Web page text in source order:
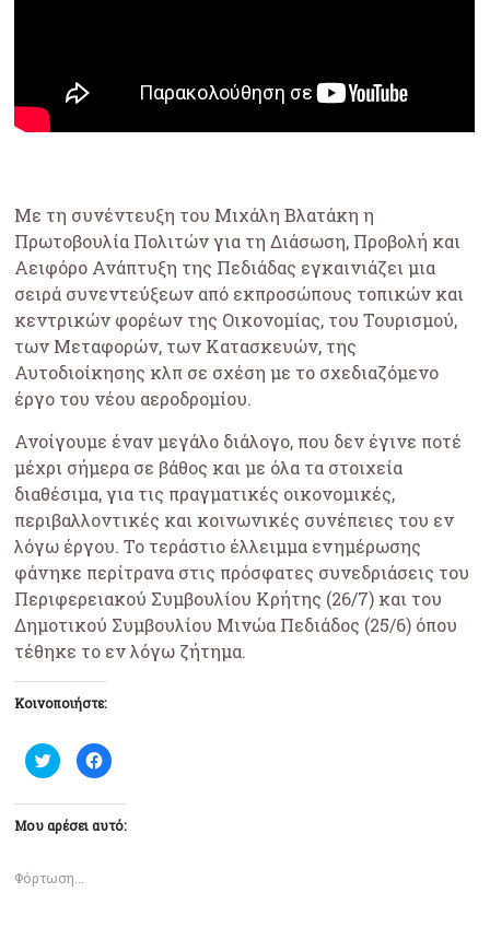
Με τη συνέντευξη του Μιχάλη Βλατάκη η
Πρωτοβουλία Πολιτών για τη Διάσωση, Προβολή και
Αειφόρο Ανάπτυξη της Πεδιάδας εγκαινιάζει μια
σειρά συνεντεύξεων από εκπροσώπους τοπικών και
κεντρικών φορέων της Οικονομίας, του Τουρισμού,
των Μεταφορών, των Κατασκευών, της
Αυτοδιοίκησης κλπ σε σχέση με το σχεδιαζόμενο
έργο του νέου αεροδρομίου.
Ανοίγουμε έναν μεγάλο διάλογο, που δεν έγινε ποτέ
μέχρι σήμερα σε βάθος και με όλα τα στοιχεία
διαθέσιμα, για τις πραγματικές οικονομικές,
περιβαλλοντικές και κοινωνικές συνέπειες του εν
λόγω έργου. Το τεράστιο έλλειμμα ενημέρωσης
φάνηκε περίτρανα στις πρόσφατες συνεδριάσεις του
Περιφερειακού Συμβουλίου Κρήτης (26/7) και του
Δημοτικού Συμβουλίου Μινώα Πεδιάδος (25/6) όπου
τέθηκε το εν λόγω ζήτημα.
Κοινοποιήστε:
Κ
λ
γ
ι
α
ι
ν
Π
α
σ
τ
ε
Μου αρέσει αυτό:
Φόρτωση...